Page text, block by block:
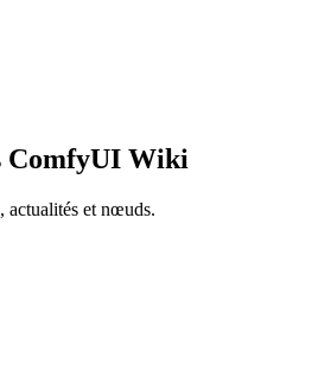
ComfyUI Wiki
actualités et nœuds.